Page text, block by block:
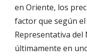
en Oriente, los
factor que según
Representativa del
últimamente en